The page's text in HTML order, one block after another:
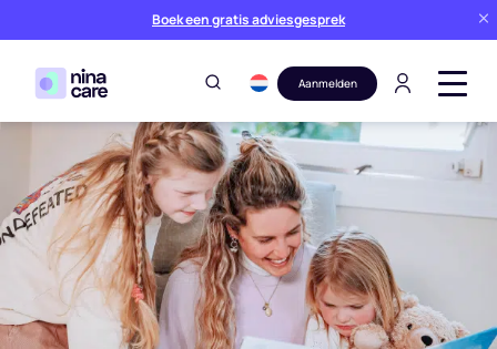
Boek een gratis adviesgesprek
Aanmelden